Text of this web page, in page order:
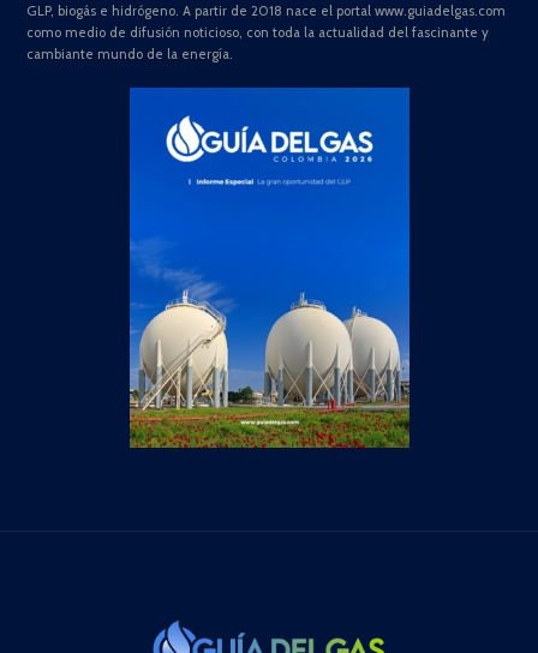
GLP, biogás e hidrógeno. A partir de 2018 nace el portal www.guiadelgas.com
como medio de difusión noticioso, con toda la actualidad del fascinante y
cambiante mundo de la energía.